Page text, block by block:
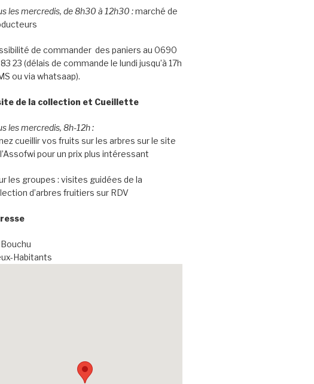
les mercredis, de 8h30 à 12h30 :marché de
de commander des paniers au 0690
23 (délais de commande le lundi jusqu’à 17h
ou via whatsaap).
de la collection et Cueillette
les mercredis, 8h-12h :
cueillir vos fruits sur les arbres sur le site
pour un prix plus intéressant
les groupes : visites guidées de la
d’arbres fruitiers sur RDV
Habitants